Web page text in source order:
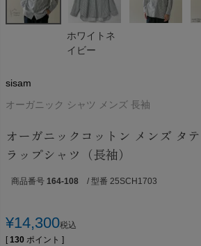
ホワイトネ
イビー
sisam
オーガニック シャツ メンズ 長袖
オーガニックコットン メンズ タ
ラップシャツ（長袖）
商品番号 164-108 / 型番 25SCH1703
¥14,300税込
[ 130 ポイント ]